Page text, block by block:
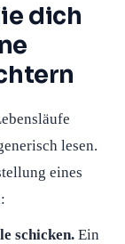
dich
lesen.
eines
schicken.Ein